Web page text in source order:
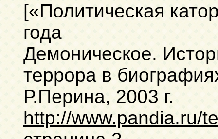
[«Политическая
года
Демоническое.
террора в
Р.Перина, 2003 г.
http://www.pandia.ru/